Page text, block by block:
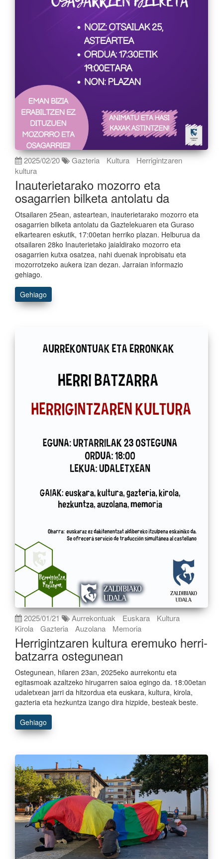
2025/02/20 Gazteria Kultura
Herrigintzaren
kultura
Inauterietarako mozorro eta
osagarrien bilketa antolatu da
Otsailaren 25ean, asteartean, inauterietarako mozorro eta
osagarrien bilketa antolatu da Gaztelekuaren eta Guraso
elkartearen eskutik, 17:00etan herriko plazan. Helburua da
otsailaren 28ko Inauterietako jaialdirako mozorro eta
osagarrien kutxa osatzea, nahi duenak inprobisatu eta
mozorrotzeko aukera izan dezan. Jarraian informazio
gehiago.
Gehiago
2025/01/21 Aurrekontuak Euskara
Kultura
Kirola
Gazteria Auzolana Memoria
Herrigintzaren kultura eremuko herri-
batzarra ostegunean
Ostegunean, hilaren 23an, 2025eko aurrekontu eta
egitasmoak azaltzeko hirugarren saioa egingo da. 18:00etan
udaletxean jarri da hitzordua eta euskara, kultura, kirola,
gazteria eta hezkuntza izango dira hizpide, besteak beste.
Gehiago